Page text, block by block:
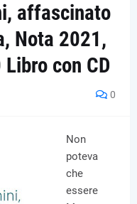
affascinato
Nota 2021,
con CD
0
Non
poteva
che
essere